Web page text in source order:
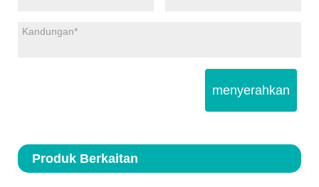
menyerahkan
Produk Berkaitan